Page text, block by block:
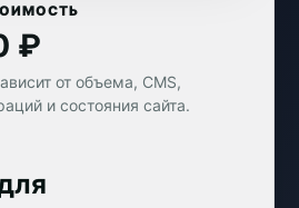
₽
от объема, CMS,
и состояния сайта.